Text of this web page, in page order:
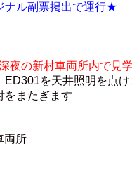
ナル副票掲出で運行★
夜の新村車両所内で見
を天井照明を点
またぎます
両所